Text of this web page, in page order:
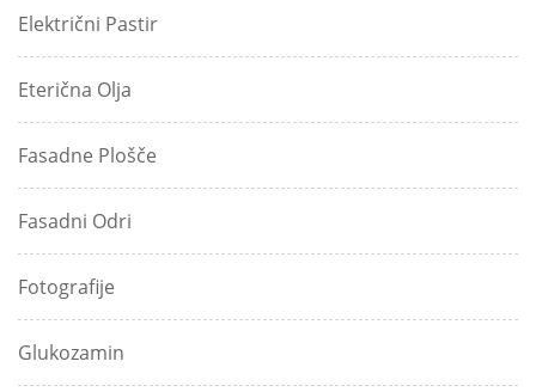
Električni Pastir
Eterična Olja
Fasadne Plošče
Fasadni Odri
Fotografije
Glukozamin